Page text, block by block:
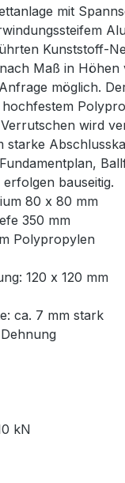
mit
Kunststoff-
Maß in
möglich.
wird
starke
bauseitig.
80 x 80 mm
350 mm
Polypropylen
120 x 120 mm
ca. 7 mm stark
kN